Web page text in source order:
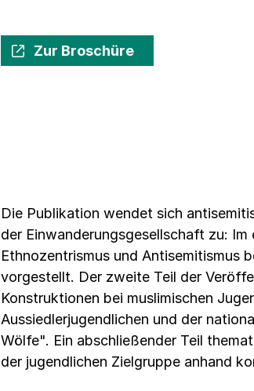
Zur Broschüre
Die Publikation wendet sich
der Einwanderungsgesellschaft zu:
Ethnozentrismus und Antisemitismus
vorgestellt. Der zweite Teil der
Konstruktionen bei muslimischen
Aussiedlerjugendlichen und der
Wölfe". Ein abschließender Teil
der jugendlichen Zielgruppe anhand